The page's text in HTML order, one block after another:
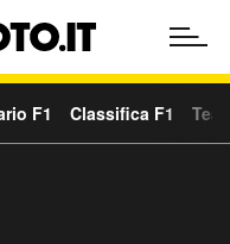
F1 Classifica F1